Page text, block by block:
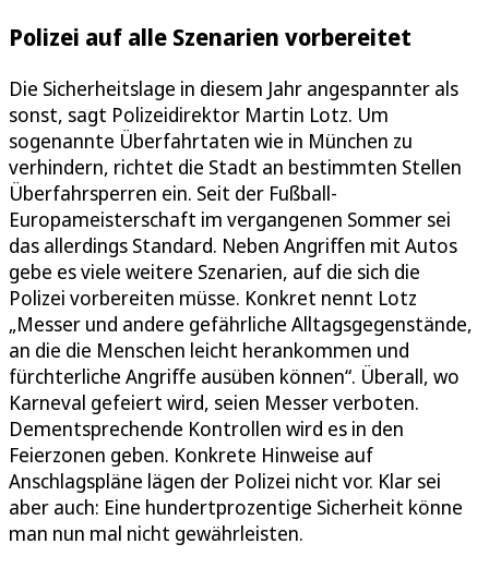
Polizei auf alle Szenarien vorbereitet
Die Sicherheitslage in diesem Jahr angespannter als
sonst, sagt Polizeidirektor Martin Lotz. Um
sogenannte Überfahrtaten wie in München zu
verhindern, richtet die Stadt an bestimmten Stellen
Überfahrsperren ein. Seit der Fußball-
Europameisterschaft im vergangenen Sommer sei
das allerdings Standard. Neben Angriffen mit Autos
gebe es viele weitere Szenarien, auf die sich die
Polizei vorbereiten müsse. Konkret nennt Lotz
„Messer und andere gefährliche Alltagsgegenstände,
an die die Menschen leicht herankommen und
fürchterliche Angriffe ausüben können“. Überall, wo
Karneval gefeiert wird, seien Messer verboten.
Dementsprechende Kontrollen wird es in den
Feierzonen geben. Konkrete Hinweise auf
Anschlagspläne lägen der Polizei nicht vor. Klar sei
aber auch: Eine hundertprozentige Sicherheit könne
man nun mal nicht gewährleisten.